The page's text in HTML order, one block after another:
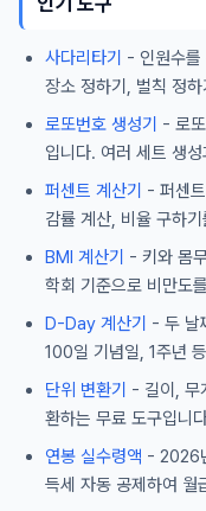
사다리타기 - 인원수를
장소 정하기, 벌칙 정
로또번호 생성기 - 로
입니다. 여러 세트 생
퍼센트 계산기 - 퍼센
감률 계산, 비율 구하
BMI 계산기 - 키와 몸
학회 기준으로 비만도
D-Day 계산기 - 두 날
100일 기념일, 1주년
단위 변환기 - 길이, 무
환하는 무료 도구입니
연봉 실수령액 - 2026
득세 자동 공제하여 월